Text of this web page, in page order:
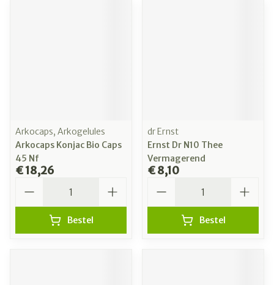
Arkocaps, Arkogelules
Arkocaps Konjac Bio Caps
45 Nf
€ 18,26
Bestel
dr Ernst
Ernst Dr N10 Thee
Vermagerend
€ 8,10
Bestel